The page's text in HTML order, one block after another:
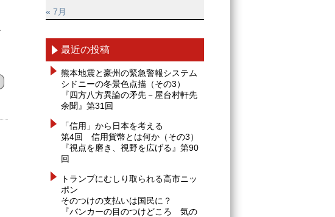
« 7月
最近の投稿
熊本地震と豪州の緊急警報システム
シドニーの冬景色点描（その3）
『四方八方異論の矛先－屋台村軒先
余聞』第31回
「信用」から日本を考える
第4回 信用貨幣とは何か（その3）
『視点を磨き、視野を広げる』第90
回
トランプにむしり取られる高市ニッ
ポン
そのつけの支払いは国民に？
『バンカーの目のつけどころ 気の